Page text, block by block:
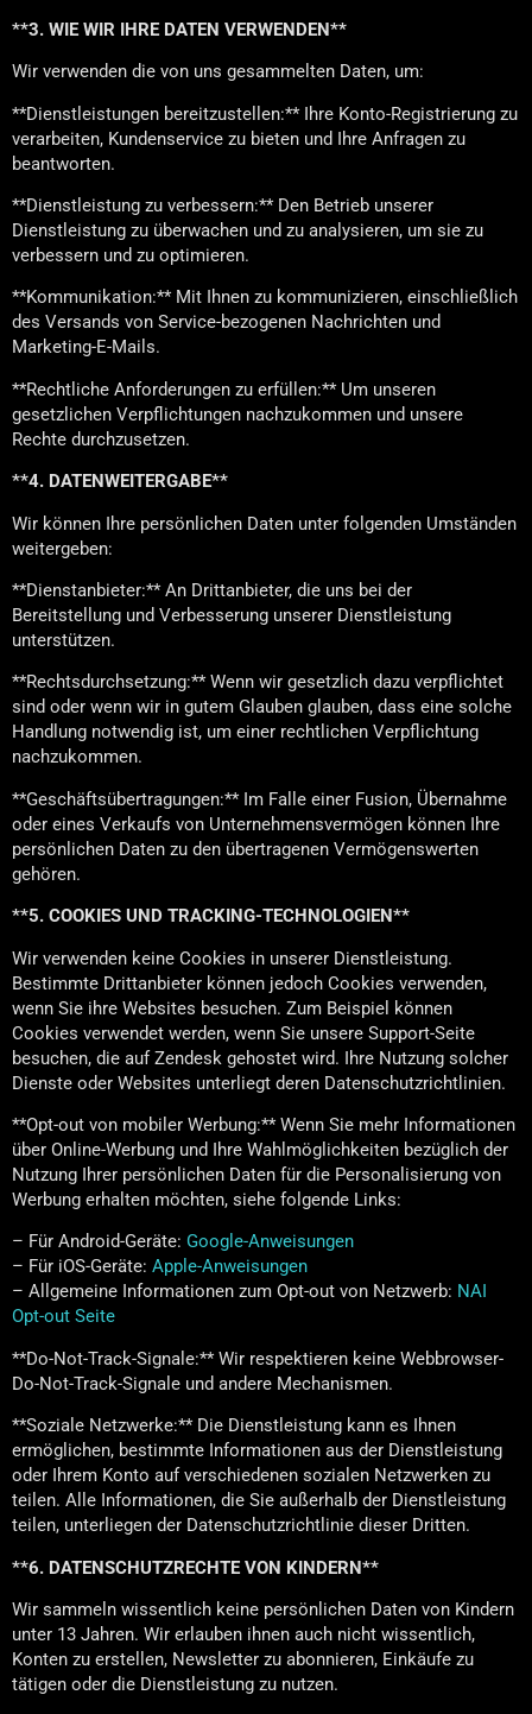
**3. WIE WIR IHRE DATEN VERWENDEN**
Wir verwenden die von uns gesammelten Daten, um:
**Dienstleistungen bereitzustellen:** Ihre Konto-Registrierung zu
verarbeiten, Kundenservice zu bieten und Ihre Anfragen zu
beantworten.
**Dienstleistung zu verbessern:** Den Betrieb unserer
Dienstleistung zu überwachen und zu analysieren, um sie zu
verbessern und zu optimieren.
**Kommunikation:** Mit Ihnen zu kommunizieren, einschließlich
des Versands von Service-bezogenen Nachrichten und
Marketing-E-Mails.
**Rechtliche Anforderungen zu erfüllen:** Um unseren
gesetzlichen Verpflichtungen nachzukommen und unsere
Rechte durchzusetzen.
**4. DATENWEITERGABE**
Wir können Ihre persönlichen Daten unter folgenden Umständen
weitergeben:
**Dienstanbieter:** An Drittanbieter, die uns bei der
Bereitstellung und Verbesserung unserer Dienstleistung
unterstützen.
**Rechtsdurchsetzung:** Wenn wir gesetzlich dazu verpflichtet
sind oder wenn wir in gutem Glauben glauben, dass eine solche
Handlung notwendig ist, um einer rechtlichen Verpflichtung
nachzukommen.
**Geschäftsübertragungen:** Im Falle einer Fusion, Übernahme
oder eines Verkaufs von Unternehmensvermögen können Ihre
persönlichen Daten zu den übertragenen Vermögenswerten
gehören.
**5. COOKIES UND TRACKING-TECHNOLOGIEN**
Wir verwenden keine Cookies in unserer Dienstleistung.
Bestimmte Drittanbieter können jedoch Cookies verwenden,
wenn Sie ihre Websites besuchen. Zum Beispiel können
Cookies verwendet werden, wenn Sie unsere Support-Seite
besuchen, die auf Zendesk gehostet wird. Ihre Nutzung solcher
Dienste oder Websites unterliegt deren Datenschutzrichtlinien.
**Opt-out von mobiler Werbung:** Wenn Sie mehr Informationen
über Online-Werbung und Ihre Wahlmöglichkeiten bezüglich der
Nutzung Ihrer persönlichen Daten für die Personalisierung von
Werbung erhalten möchten, siehe folgende Links:
– Für Android-Geräte: Google-Anweisungen
– Für iOS-Geräte: Apple-Anweisungen
– Allgemeine Informationen zum Opt-out von Netzwerb: NAI
Opt-out Seite
**Do-Not-Track-Signale:** Wir respektieren keine Webbrowser-
Do-Not-Track-Signale und andere Mechanismen.
**Soziale Netzwerke:** Die Dienstleistung kann es Ihnen
ermöglichen, bestimmte Informationen aus der Dienstleistung
oder Ihrem Konto auf verschiedenen sozialen Netzwerken zu
teilen. Alle Informationen, die Sie außerhalb der Dienstleistung
teilen, unterliegen der Datenschutzrichtlinie dieser Dritten.
**6. DATENSCHUTZRECHTE VON KINDERN**
Wir sammeln wissentlich keine persönlichen Daten von Kindern
unter 13 Jahren. Wir erlauben ihnen auch nicht wissentlich,
Konten zu erstellen, Newsletter zu abonnieren, Einkäufe zu
tätigen oder die Dienstleistung zu nutzen.